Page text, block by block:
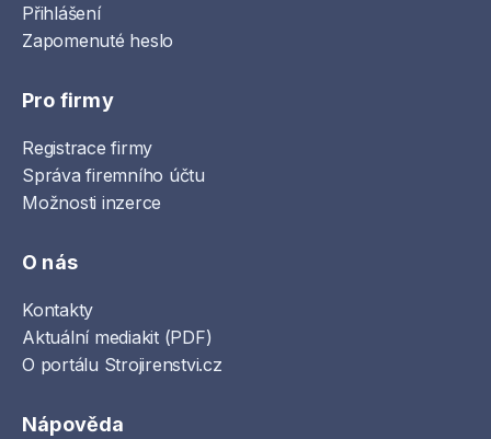
Přihlášení
Zapomenuté heslo
Pro firmy
Registrace firmy
Správa firemního účtu
Možnosti inzerce
O nás
Kontakty
Aktuální mediakit (PDF)
O portálu Strojirenstvi.cz
Nápověda